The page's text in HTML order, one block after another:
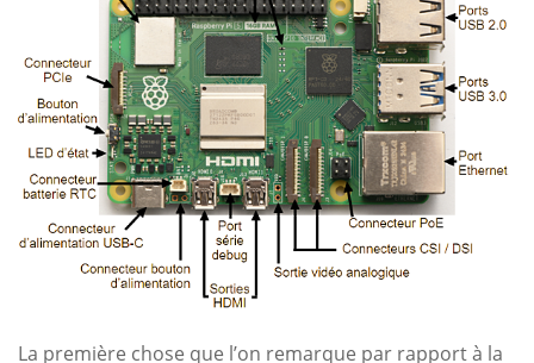
La première chose que l’on remarque par rapport à la